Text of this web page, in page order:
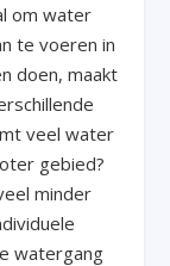
om water
te voeren in
doen, maakt
veel water
gebied?
minder
watergang